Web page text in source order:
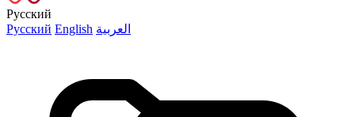
Русский
Русский English العربية